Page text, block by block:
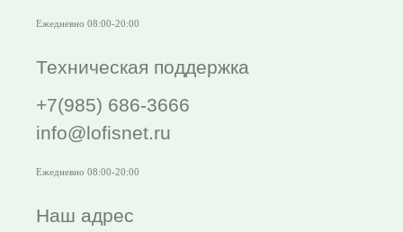
Ежедневно 08:00-20:00
Техническая поддержка
+7(985) 686-3666
info@lofisnet.ru
Ежедневно 08:00-20:00
Наш адрес